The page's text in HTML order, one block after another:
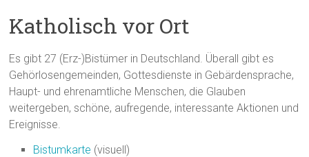
in
Gebärdensprache
Katholisch vor Ort
Es gibt 27 (Erz-)Bistümer in Deutschland. Überall gibt es
Gehörlosengemeinden, Gottesdienste in Gebärdensprache,
Haupt- und ehrenamtliche Menschen, die Glauben
weitergeben, schöne, aufregende, interessante Aktionen und
Ereignisse.
Bistumkarte (visuell)